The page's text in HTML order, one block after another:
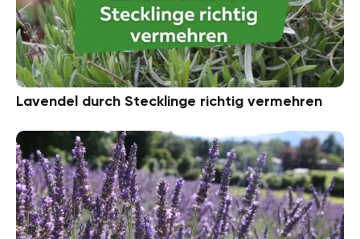
Lavendel durch Stecklinge richtig vermehren